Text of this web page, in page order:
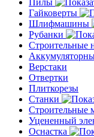
Пилы
Гайковерты
Шлифмашины
Рубанки
Строительные
Верстаки
Отвертки
Плиткорезы
Станки
Строительные
Уцененный
Оснастка